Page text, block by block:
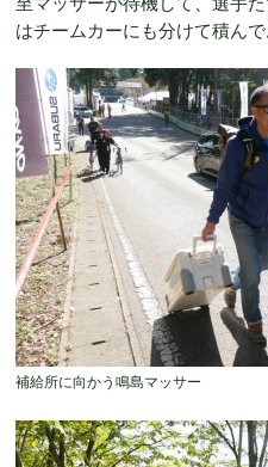
はチームカーにも分けて積んで
補給所に向かう鳴島マッサー